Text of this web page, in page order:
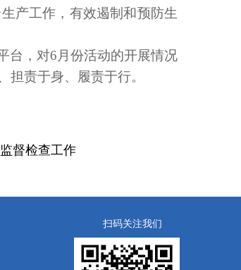
产工作，有效遏制和预防生
台，对6月份活动的开展情况
责于身、履责于行。
督检查工作
扫码关注我们